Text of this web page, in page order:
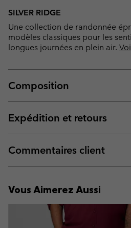
SILVER RIDGE
Une collection de randonnée
modèles classiques pour les
longues journées en plein air.
Composition
Expédition et retours
Commentaires client
Vous Aimerez Aussi